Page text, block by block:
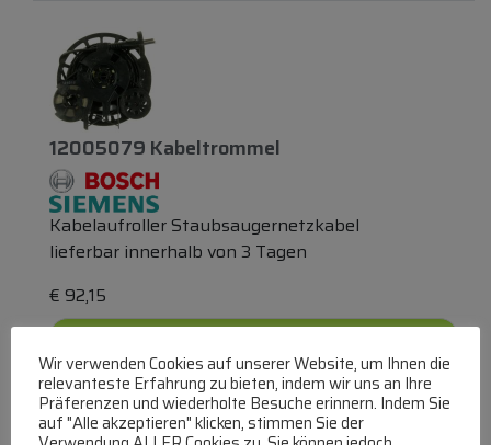
12005079 Kabeltrommel
Kabelaufroller Staubsaugernetzkabel
lieferbar innerhalb von 3 Tagen
€ 92,15
In den Warenkorb
Wir verwenden Cookies auf unserer Website, um Ihnen die
relevanteste Erfahrung zu bieten, indem wir uns an Ihre
Präferenzen und wiederholte Besuche erinnern. Indem Sie
auf "Alle akzeptieren" klicken, stimmen Sie der